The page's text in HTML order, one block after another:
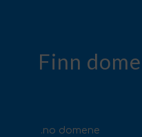
Finn
.no domene